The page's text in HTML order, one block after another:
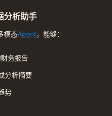
分析助手
模态Agent，能够：
务报告
分析摘要
势